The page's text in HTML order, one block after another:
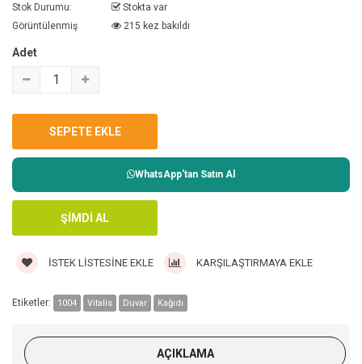
Stok Durumu:
Stokta var
Görüntülenmiş
215 kez bakıldı
Adet
WhatsApp'tan Satın Al
İSTEK LISTESINE EKLE KARŞILAŞTIRMAYA EKLE
Etiketler: 1004 Vitalis Duvar Kağıdı
AÇIKLAMA